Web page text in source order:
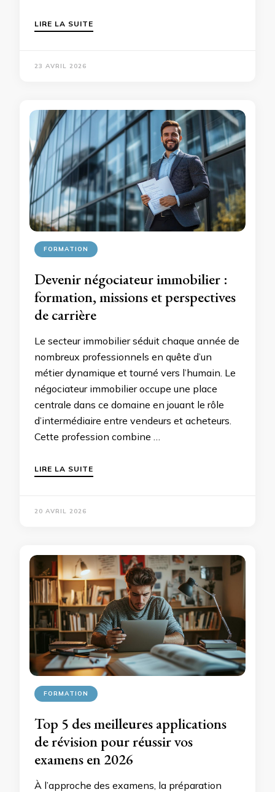
LIRE LA SUITE
23 AVRIL 2026
FORMATION
Devenir négociateur immobilier :
formation, missions et perspectives
de carrière
Le secteur immobilier séduit chaque année de
nombreux professionnels en quête d’un
métier dynamique et tourné vers l’humain. Le
négociateur immobilier occupe une place
centrale dans ce domaine en jouant le rôle
d’intermédiaire entre vendeurs et acheteurs.
Cette profession combine …
LIRE LA SUITE
20 AVRIL 2026
FORMATION
Top 5 des meilleures applications
de révision pour réussir vos
examens en 2026
À l’approche des examens, la préparation